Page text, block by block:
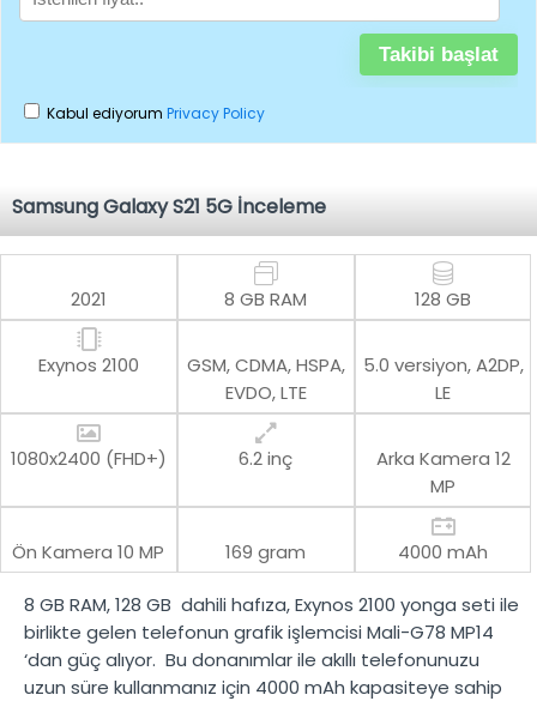
Kabul ediyorum Privacy Policy
Samsung Galaxy S21 5G İnceleme
2021 8 GB RAM 128 GB
Exynos 2100
GSM, CDMA, HSPA,
EVDO, LTE
5.0 versiyon, A2DP,
LE
1080x2400 (FHD+) 6.2 inç Arka Kamera 12
MP
Ön Kamera10 MP 169 gram 4000 mAh
8 GB RAM,128 GB dahili hafıza,Exynos 2100 yonga seti ile
birlikte gelen telefonun grafik işlemcisi Mali-G78 MP14
‘dan güç alıyor. Bu donanımlar ile akıllı telefonunuzu
uzun süre kullanmanız için 4000 mAh kapasiteye sahip